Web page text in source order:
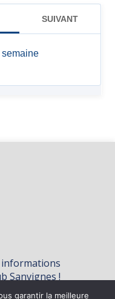
Sanvignes !
garantir la meilleure